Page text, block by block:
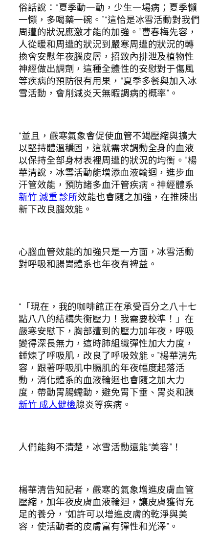
俗話說：“夏季動一動，少生一場病；夏季懶
一懶，多喝藥一碗。”“這恰是冰雪活動對我們
周遭的狀況應激才能的加強。”曹春梅先容，
人從暖和周遭的狀況到嚴寒周遭的狀況的轉
換會安慰年夜腦皮層，招致內排泄及植物性
神經做出調劑，這種全體性的安慰對于傷風
等疾病的預防很有用果，“夏季多餐與加入冰
雪活動，會削減炎天無暇調病的概率”。
“並且，嚴寒氣象會促使血管不竭壓縮與擴大
以堅持體溫穩固，這就需求調動全身的血液
以保持全部身材表裡周遭的狀況的均衡。”楊
華清說，冰雪活動能增添血液輪迴，進步血
汗管效能，預防諸多血汗管疾病。神經體系
新竹 減重 診所效能也會隨之加強，在推陳出
新下改良腦效能。
心腦血管效能的加強只是一方面，冰雪活動
對呼吸和腸胃體系也年夜有裨益。
“「現在，我的咖啡館正在承受百分之八十七
點八八的結構失衡壓力！我需要校準！」在
嚴寒安慰下，胸部遭到的壓力加年夜，呼吸
變得深長無力，這時肺組織彈性加大力度，
錘煉了呼吸肌，改良了呼吸效能。”楊華清先
容，跟著呼吸肌中膈肌的年夜幅度起落活
動，消化體系的血液輪迴也會隨之加大力
度，帶動胃腸蠕動，避免胃下垂、胃炎和胰
新竹 成人健檢腺炎等疾病。
人們能夠不清楚，冰雪活動還能“美容”！
楊華清告知記者，嚴寒的氣象增進皮膚血管
壓縮，加年夜皮膚血液輪迴，讓皮膚獲得充
足的養分，“如許可以增進皮膚的乾淨與美
容，使活動者的皮膚富有彈性和光澤”。